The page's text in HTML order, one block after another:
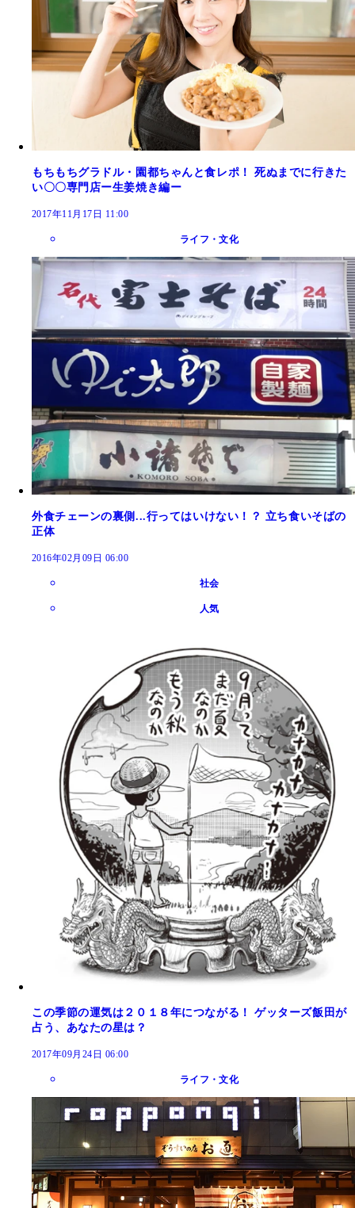
もちもちグラドル・園都ちゃんと食レポ！ 死ぬまでに行きた
い〇〇専門店ー生姜焼き編ー
2017年11月17日 11:00
ライフ・文化
外食チェーンの裏側...行ってはいけない！？ 立ち食いそばの
正体
2016年02月09日 06:00
社会
人気
この季節の運気は２０１８年につながる！ ゲッターズ飯田が
占う、あなたの星は？
2017年09月24日 06:00
ライフ・文化